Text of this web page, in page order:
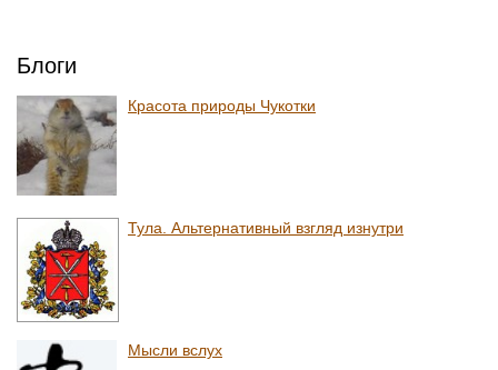
Блоги
Красота природы Чукотки
Тула. Альтернативный взгляд изнутри
Мысли вслух